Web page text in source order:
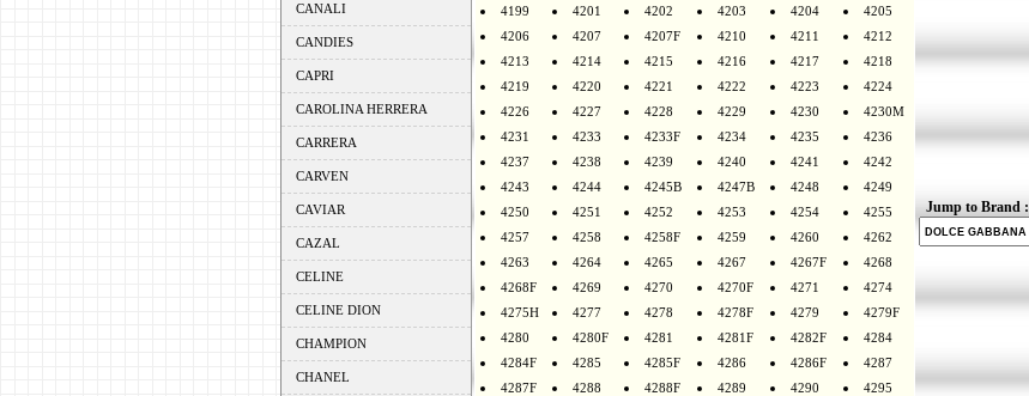
CANALI
CANDIES
CAPRI
CAROLINA HERRERA
CARRERA
CARVEN
CAVIAR
CAZAL
CELINE
CELINE DION
CHAMPION
CHANEL
4199 4201 4202 4203 4204
4205
4206
4207 4207F 4210 4211
4212
4213
4214 4215 4216 4217
4218
4219
4220 4221 4222 4223
4224
4226
4227 4228 4229 4230
4230M
4231
4233 4233F 4234 4235
4236
4237
4238 4239 4240 4241
4242
4243
4244 4245B 4247B 4248
4249
4250
4251 4252 4253 4254
4255
4257
4258 4258F 4259 4260
4262
4263
4264 4265 4267 4267F
4268
4268F
4269 4270 4270F 4271
4274
4275H
4277 4278 4278F 4279
4279F
4280
4280F 4281 4281F 4282F
4284
4284F
4285 4285F 4286 4286F
4287
4287F
4288 4288F 4289 4290
4295
Jump to Brand :